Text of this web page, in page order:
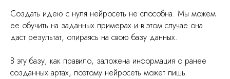
Создать идею с нуля нейросеть не способна. Мы можем
ее обучить на заданных примерах и в этом случае она
даст результат, опираясь на свою базу данных.
В эту базу, как правило, заложена информация о ранее
созданных артах, поэтому нейросеть может лишь